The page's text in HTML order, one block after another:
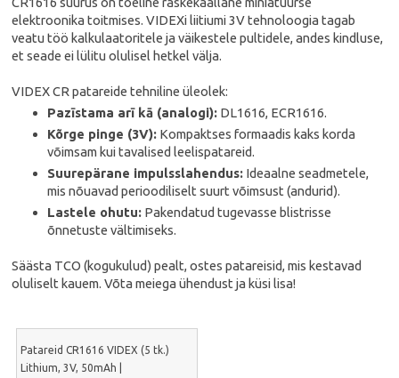
elektroonika toitmises. VIDEXi liitiumi 3V tehnoloogia tagab
veatu töö kalkulaatoritele ja väikestele pultidele, andes kindluse,
et seade ei lülitu olulisel hetkel välja.
VIDEX CR patareide tehniline üleolek:
Pazīstama arī kā (analogi): DL1616, ECR1616.
Kõrge pinge (3V): Kompaktses formaadis kaks korda
võimsam kui tavalised leelispatareid.
Suurepärane impulsslahendus: Ideaalne seadmetele,
mis nõuavad perioodiliselt suurt võimsust (andurid).
Lastele ohutu: Pakendatud tugevasse blistrisse
õnnetuste vältimiseks.
Säästa TCO (kogukulud) pealt, ostes patareisid, mis kestavad
oluliselt kauem. Võta meiega ühendust ja küsi lisa!
Patareid CR1616 VIDEX (5 tk.)
Lithium, 3V, 50mAh |